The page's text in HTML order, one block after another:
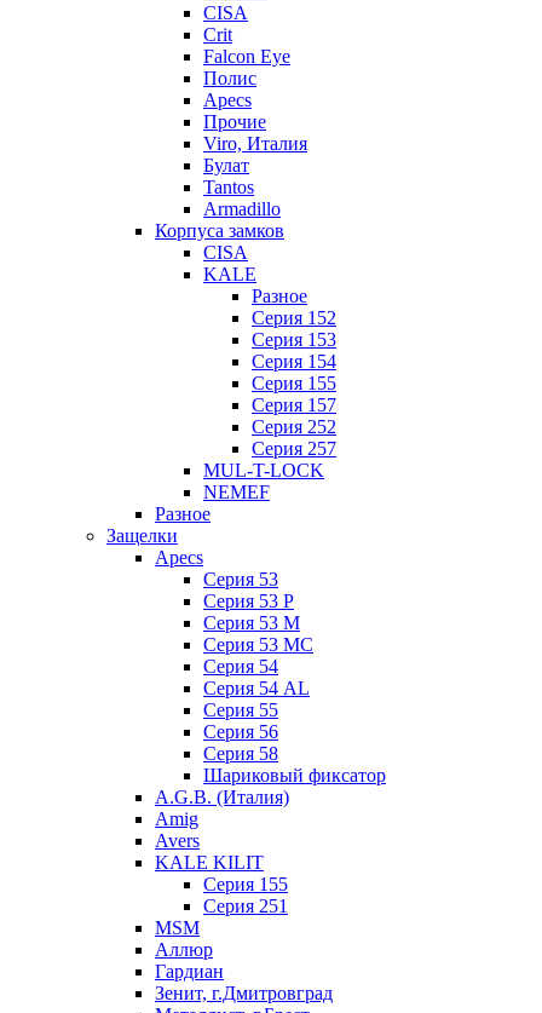
CISA
Crit
Falcon Eye
Полис
Apecs
Прочие
Viro, Италия
Булат
Tantos
Armadillo
Корпуса замков
CISA
KALE
Разное
Серия 152
Серия 153
Серия 154
Серия 155
Серия 157
Серия 252
Серия 257
MUL-T-LOCK
NEMEF
Разное
Защелки
Apecs
Серия 53
Серия 53 P
Серия 53 М
Серия 53 МC
Серия 54
Серия 54 AL
Серия 55
Серия 56
Серия 58
Шариковый фиксатор
A.G.B. (Италия)
Amig
Avers
KALE KILIT
Серия 155
Серия 251
MSM
Аллюр
Гардиан
Зенит, г.Дмитровград